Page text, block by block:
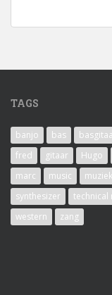
TAGS
banjo bas
fred
gitaar Hugo
marc
music muziek
synthesizer
technical
western
zang